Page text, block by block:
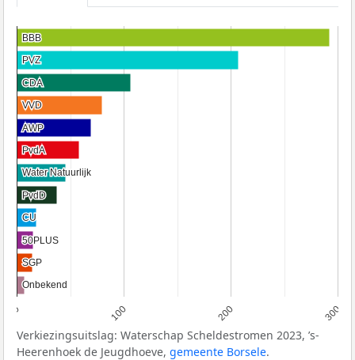
0 100 200 300
BBB
BBB
PVZ
PVZ
CDA
CDA
VVD
VVD
AWP
AWP
PvdA
PvdA
Water Natuurlijk
Water Natuurlijk
PvdD
PvdD
CU
CU
50PLUS
50PLUS
SGP
SGP
Onbekend
Onbekend
Verkiezingsuitslag: Waterschap Scheldestromen 2023, ’s-
Heerenhoek de Jeugdhoeve, gemeente Borsele.